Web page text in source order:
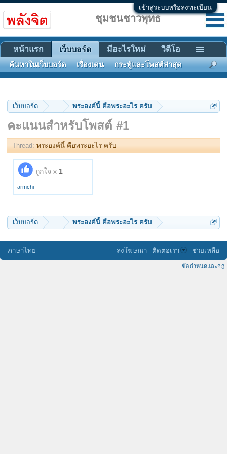
เข้าสู่ระบบหรือลงทะเบียน
เว็บบอร์ด ... พระองค์นี้ คือพระอะไร ครับ
คะแนนสำหรับโพสต์ #1
Thread: พระองค์นี้ คือพระอะไร ครับ
ถูกใจ x 1
armchi
เว็บบอร์ด ... พระองค์นี้ คือพระอะไร ครับ
ชุมชนชาวพุทธ
หน้าแรก เว็บบอร์ด
ค้นหาในเว็บบอร์ด เรื่องเด่น กระทู้และโพสต์ล่าสุด
มีอะไรใหม่ วิดีโอ
ภาษาไทย ลงโฆษณา ติดต่อเรา ช่วยเหลือ
ข้อกำหนดและกฎ